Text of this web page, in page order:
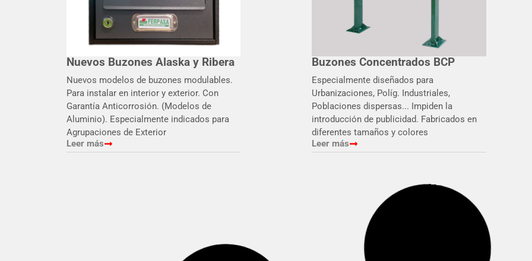
Nuevos Buzones Alaska y Ribera
Nuevos modelos de buzones modulables.
Para instalar en interior y exterior. Con
Garantía Anticorrosión. (Modelos de
Aluminio). Especialmente indicados para
Agrupaciones de Exterior
Leer más
Buzones Concentrados BCP
Especialmente diseñados para
Urbanizaciones, Políg. Industriales,
Poblaciones dispersas... Impiden la
introducción de publicidad. Fabricados en
diferentes tamaños y colores
Leer más